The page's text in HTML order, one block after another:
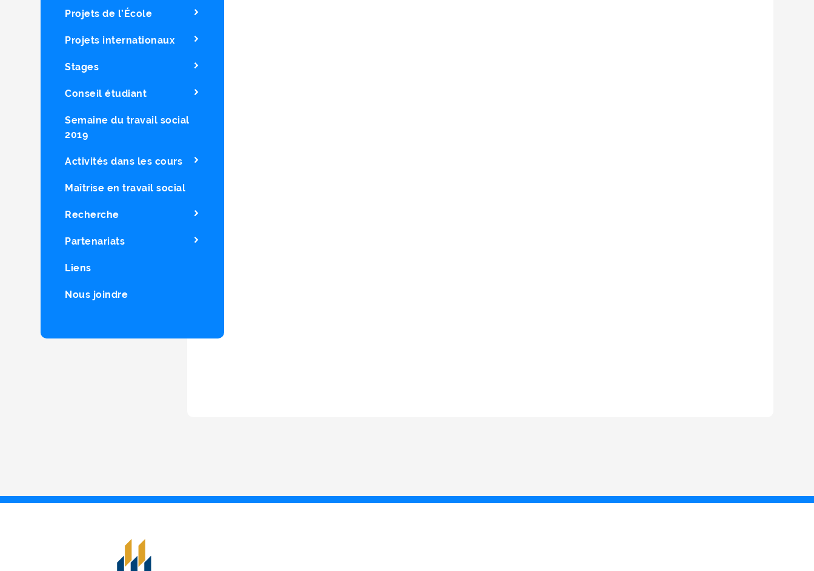
Projets de l’École
Projets internationaux
Stages
Conseil étudiant
Semaine du travail social
2019
Activités dans les cours
Maîtrise en travail social
Recherche
Partenariats
Liens
Nous joindre